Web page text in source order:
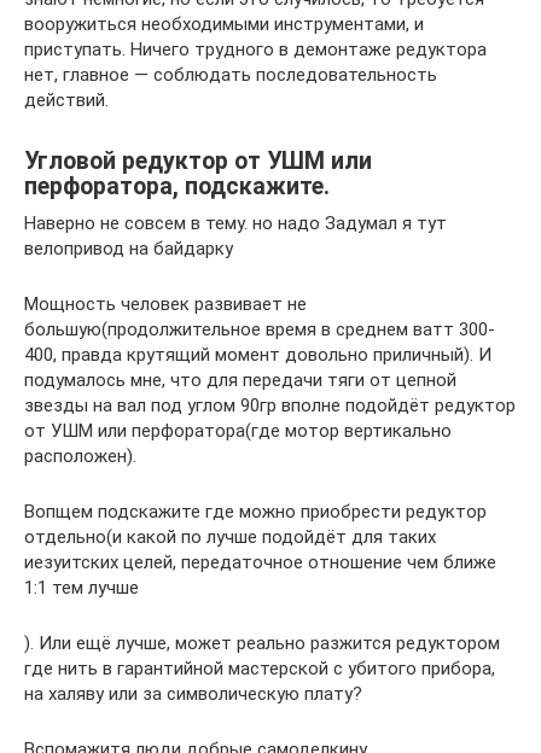
вооружиться необходимыми инструментами, и
приступать. Ничего трудного в демонтаже редуктора
нет, главное — соблюдать последовательность
действий.
Угловой редуктор от УШМ или
перфоратора, подскажите.
Наверно не совсем в тему. но надо Задумал я тут
велопривод на байдарку
Мощность человек развивает не
большую(продолжительное время в среднем ватт 300-
400, правда крутящий момент довольно приличный). И
подумалось мне, что для передачи тяги от цепной
звезды на вал под углом 90гр вполне подойдёт редуктор
от УШМ или перфоратора(где мотор вертикально
расположен).
Вопщем подскажите где можно приобрести редуктор
отдельно(и какой по лучше подойдёт для таких
иезуитских целей, передаточное отношение чем ближе
1:1 тем лучше
). Или ещё лучше, может реально разжится редуктором
где нить в гарантийной мастерской с убитого прибора,
на халяву или за символическую плату?